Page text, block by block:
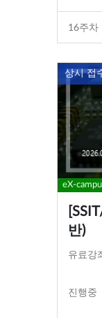
16주차
상시 접
eX-
반)
유료강
진행중